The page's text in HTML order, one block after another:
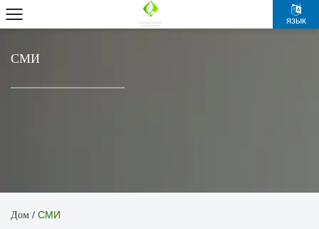
язык
СМИ
Дом / СМИ